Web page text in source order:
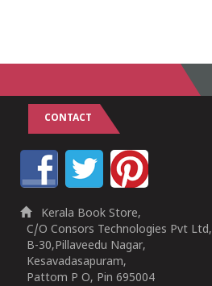
CONTACT
Kerala Book Store,
C/O Consors Technologies Pvt Ltd,
B-30,Pillaveedu Nagar,
Kesavadasapuram,
Pattom P O, Pin 695004